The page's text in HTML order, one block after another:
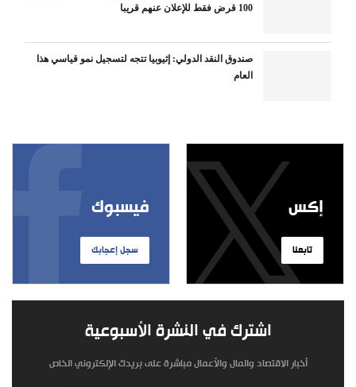
100 قرض فقط للإعلان عنهم قريبا
صندوق النقد الدولي: إثيوبيا تتجه لتسجيل نمو قياسي هذا
العام
فيسبوك
سجل إعجابك
إكس
تابعنا
اشترك في النشرة الأسبوعية
أخبار الاقتصاد والمال والأعمال مباشرة على بريدك الإلكتروني الخاص